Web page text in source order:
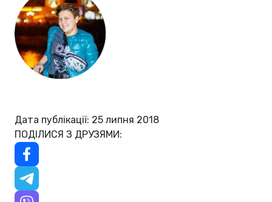
Дата публікації: 25 липня 2018
ПОДІЛИСЯ З ДРУЗЯМИ: